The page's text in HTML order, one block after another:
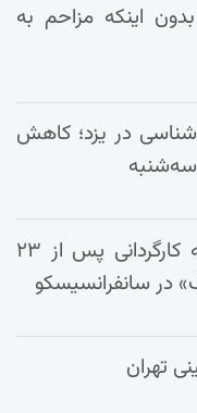
اینکه مزاحم به
در یزد؛ کاهش
سه‌شنبه
بازگشت دنی دویتو به کارگردانی پس از ۲۳
سانفرانسیسکو
تهران